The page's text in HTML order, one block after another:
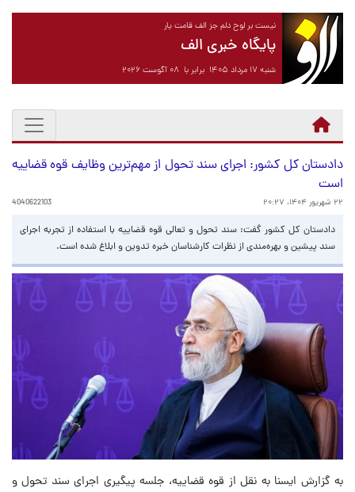
نیست بر لوح دلم جز الف قامت یار
پایگاه خبری الف
شنبه ۱۷ مرداد ۱۴۰۵ برابر با ۰۸ آگوست ۲۰۲۶
دادستان کل کشور: اجرای سند تحول از مهم‌ترین وظایف قوه قضاییه
است
۲۲ شهریور ۱۴۰۴، ۲۰:۲۷ 4040622103
دادستان کل کشور گفت: سند تحول و تعالی قوه قضاییه با استفاده از تجربه اجرای
سند پیشین و بهره‌مندی از نظرات کارشناسان خبره تدوین و ابلاغ شده است.
به گزارش ایسنا به نقل از قوه قضاییه، جلسه پیگیری اجرای سند تحول و